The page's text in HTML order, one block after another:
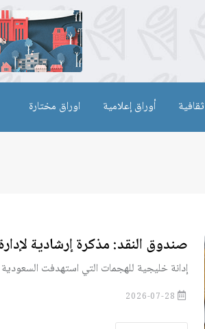
أوراق إعلامية اوراق مختارة
صندوق النقد: مذكرة إرشادية
إدانة خليجية للهجمات التي استهدفت السعودية
2026-07-28